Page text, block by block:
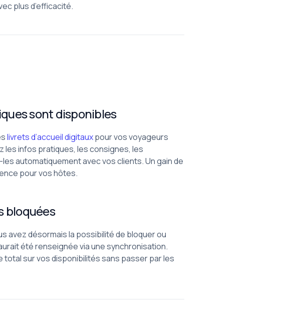
plus d’efficacité.
sont disponibles
livrets d’accueil digitauxpour vos voyageurs
infos pratiques, les consignes, les
automatiquement avec vos clients. Un gain de
pour vos hôtes.
bloquées
avez désormais la possibilité de bloquer ou
été renseignée via une synchronisation.
sur vos disponibilités sans passer par les